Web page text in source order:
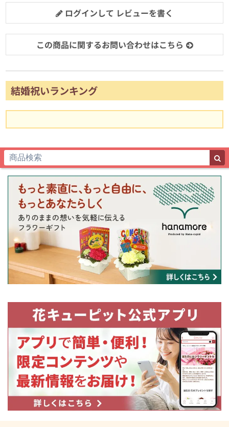
ログインして レビューを書く
この商品に関するお問い合わせはこちら
結婚祝いランキング